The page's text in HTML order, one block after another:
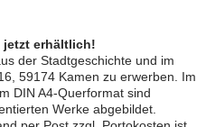
jetzt erhältlich!
der Stadtgeschichte und im
59174 Kamen zu erwerben. Im
DIN A4-Querformat sind
Werke abgebildet.